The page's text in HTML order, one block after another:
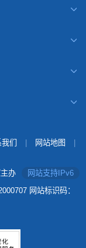
们 网站地图
办
网站支持IPv6
网站标识码：